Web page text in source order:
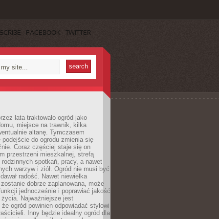
FACEBOOK TWITTER
lata traktowało ogród jako
miejsce na trawnik, kilka
altanę. Tymczasem
podejście do ogrodu zmienia się
Coraz częściej staje się on
przestrzeni mieszkalnej, strefą
spotkań, pracy, a nawet
warzyw i ziół. Ogród nie musi być
radość. Nawet niewielka
dobrze zaplanowana, może
jednocześnie i poprawiać jakość
życia. Najważniejsze jest
ogród powinien odpowiadać stylowi
Inny będzie idealny ogród dla